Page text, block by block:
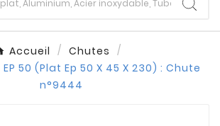
Accueil
Chutes
EP 50 (Plat Ep 50 X 45 X 230) : Chute
n°9444